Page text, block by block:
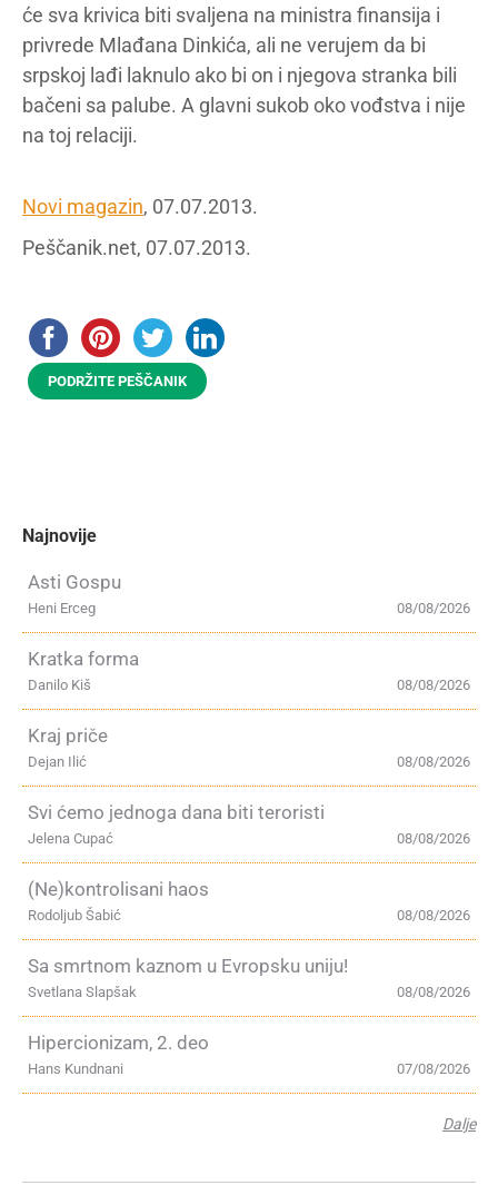
će sva krivica biti svaljena na ministra finansija i
privrede Mlađana Dinkića, ali ne verujem da bi
srpskoj lađi laknulo ako bi on i njegova stranka bili
bačeni sa palube. A glavni sukob oko vođstva i nije
na toj relaciji.
Novi magazin, 07.07.2013.
Peščanik.net, 07.07.2013.
PODRŽITE PEŠČANIK
Najnovije
Asti Gospu
08/08/2026
Heni Erceg
Kratka forma
08/08/2026
Danilo Kiš
Kraj priče
08/08/2026
Dejan Ilić
Svi ćemo jednoga dana biti teroristi
08/08/2026
Jelena Cupać
(Ne)kontrolisani haos
08/08/2026
Rodoljub Šabić
Sa smrtnom kaznom u Evropsku uniju!
08/08/2026
Svetlana Slapšak
Hipercionizam, 2. deo
07/08/2026
Hans Kundnani
Dalje